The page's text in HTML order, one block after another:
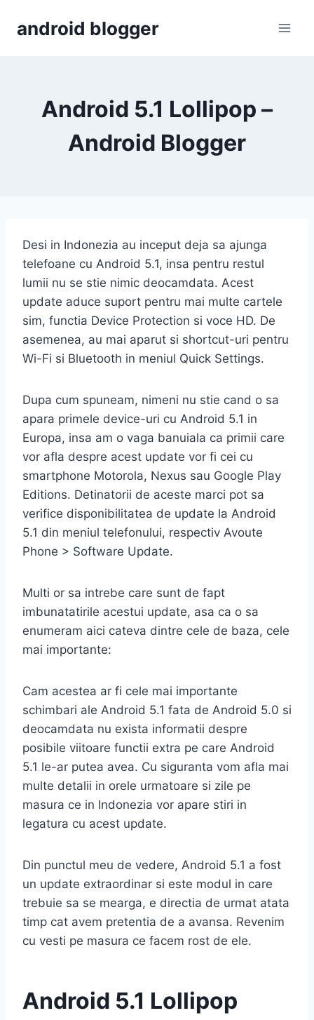
android blogger
Android 5.1 Lollipop –
Android Blogger
Desi in Indonezia au inceput deja sa ajunga
telefoane cu Android 5.1, insa pentru restul
lumii nu se stie nimic deocamdata. Acest
update aduce suport pentru mai multe cartele
sim, functia Device Protection si voce HD. De
asemenea, au mai aparut si shortcut-uri pentru
Wi-Fi si Bluetooth in meniul Quick Settings.
Dupa cum spuneam, nimeni nu stie cand o sa
apara primele device-uri cu Android 5.1 in
Europa, insa am o vaga banuiala ca primii care
vor afla despre acest update vor fi cei cu
smartphone Motorola, Nexus sau Google Play
Editions. Detinatorii de aceste marci pot sa
verifice disponibilitatea de update la Android
5.1 din meniul telefonului, respectiv Avoute
Phone > Software Update.
Multi or sa intrebe care sunt de fapt
imbunatatirile acestui update, asa ca o sa
enumeram aici cateva dintre cele de baza, cele
mai importante:
Cam acestea ar fi cele mai importante
schimbari ale Android 5.1 fata de Android 5.0 si
deocamdata nu exista informatii despre
posibile viitoare functii extra pe care Android
5.1 le-ar putea avea. Cu siguranta vom afla mai
multe detalii in orele urmatoare si zile pe
masura ce in Indonezia vor apare stiri in
legatura cu acest update.
Din punctul meu de vedere, Android 5.1 a fost
un update extraordinar si este modul in care
trebuie sa se mearga, e directia de urmat atata
timp cat avem pretentia de a avansa. Revenim
cu vesti pe masura ce facem rost de ele.
Android 5.1 Lollipop